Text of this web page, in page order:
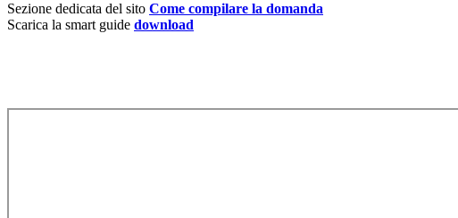
Sezione dedicata del sito Come compilare la domanda
Scarica la smart guide download